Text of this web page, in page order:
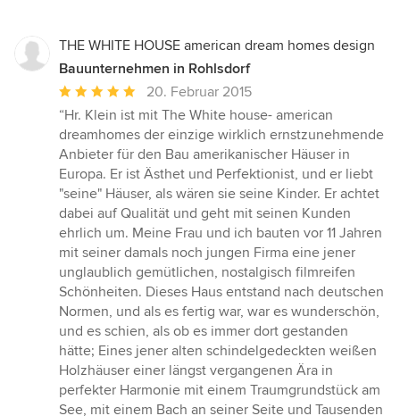
THE WHITE HOUSE american dream homes design
Bauunternehmen in Rohlsdorf
Durchschnittliche
Bewertung:
5
von
5
Sternen
20. Februar 2015
“Hr. Klein ist mit The White house- american
dreamhomes der einzige wirklich ernstzunehmende
Anbieter für den Bau amerikanischer Häuser in
Europa. Er ist Ästhet und Perfektionist, und er liebt
"seine" Häuser, als wären sie seine Kinder. Er achtet
dabei auf Qualität und geht mit seinen Kunden
ehrlich um. Meine Frau und ich bauten vor 11 Jahren
mit seiner damals noch jungen Firma eine jener
unglaublich gemütlichen, nostalgisch filmreifen
Schönheiten. Dieses Haus entstand nach deutschen
Normen, und als es fertig war, war es wunderschön,
und es schien, als ob es immer dort gestanden
hätte; Eines jener alten schindelgedeckten weißen
Holzhäuser einer längst vergangenen Ära in
perfekter Harmonie mit einem Traumgrundstück am
See, mit einem Bach an seiner Seite und Tausenden